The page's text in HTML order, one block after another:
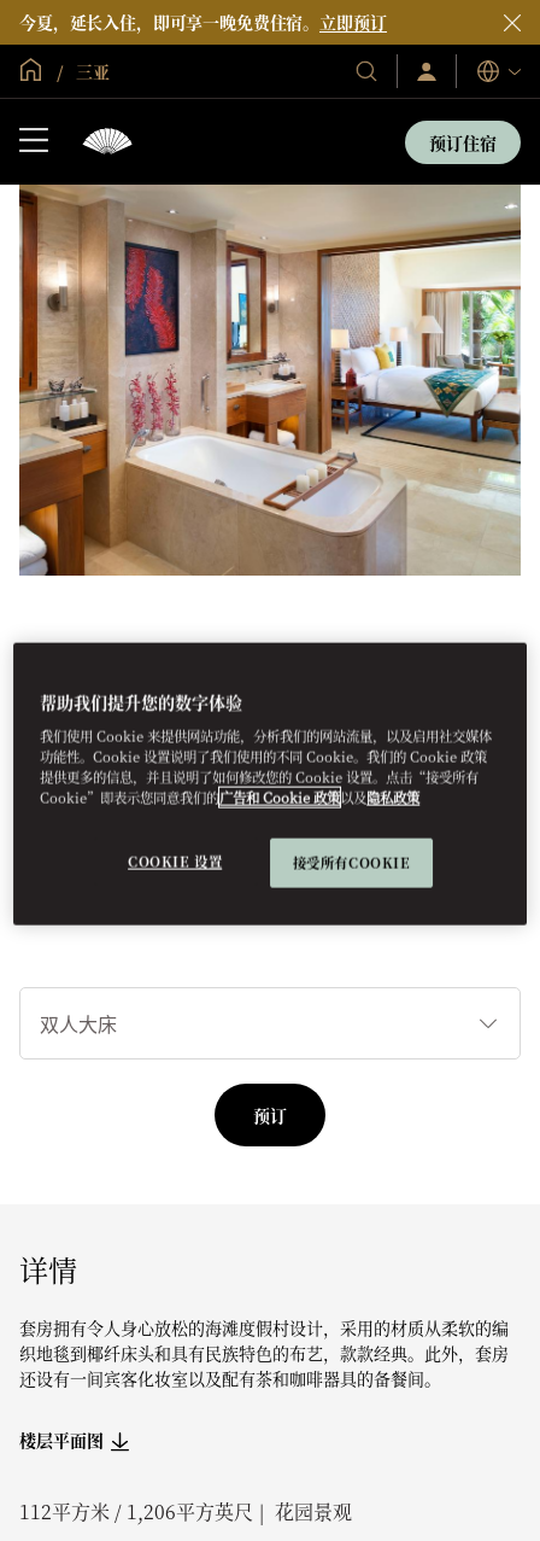
今夏，延长入住，即可享一晚免费住宿。 立即预订
全球首页
三亚
我
们
假
村
登
录/
即
加
入
语
言
预订住宿
园林居花园景观套房
位于一层的单卧室套房，宽敞明亮，并配有特大床、步入式衣橱以
及带有超大浴缸和步入式淋浴的浴室。起居室配有舒适的沙发，可
容纳4个人的餐桌，并与宽敞的露台相连。起居室配有一张沙发和四
人餐桌，与宽敞的大露台连通。
睡
型
预订
详情
套房拥有令人身心放松的海滩度假村设计，采用的材质从柔软的编
织地毯到椰纤床头和具有民族特色的布艺，款款经典。此外，套房
还设有一间宾客化妆室以及配有茶和咖啡器具的备餐间。
楼层平面图
112平方米 / 1,206平方英尺 花园景观
帮助我们提升您的数字体验
我们使用 Cookie 来提供网站功能，分析我们的网站流量，以及启用社交媒体
功能性。Cookie 设置说明了我们使用的不同 Cookie。我们的 Cookie 政策
提供更多的信息，并且说明了如何修改您的 Cookie 设置。点击“接受所有
Cookie”即表示您同意我们的广告和 Cookie 政策以及隐私政策
COOKIE 设置 接受所有COOKIE